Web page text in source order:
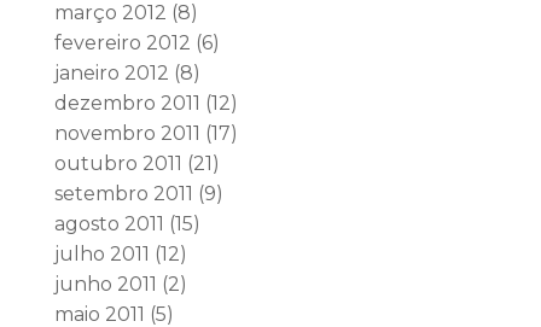
março 2012 (8)
fevereiro 2012 (6)
janeiro 2012 (8)
dezembro 2011 (12)
novembro 2011 (17)
outubro 2011 (21)
setembro 2011 (9)
agosto 2011 (15)
julho 2011 (12)
junho 2011 (2)
maio 2011 (5)